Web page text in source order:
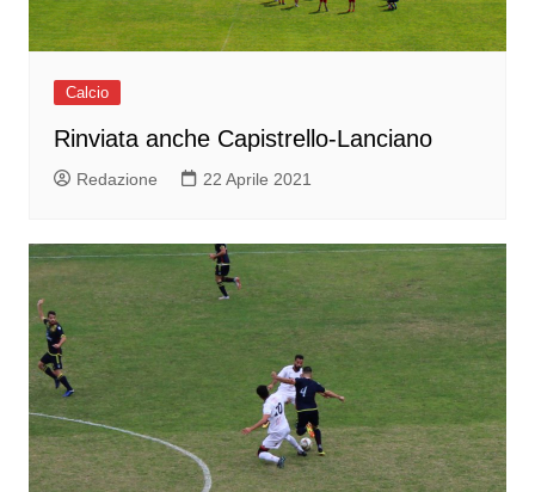
Calcio
Rinviata anche Capistrello-Lanciano
Redazione 22 Aprile 2021